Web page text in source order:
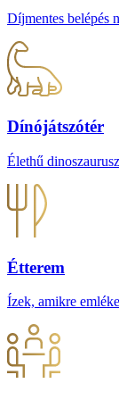
Díjmentes belépés
Dínójátszótér
Élethű
Étterem
Ízek, amikre